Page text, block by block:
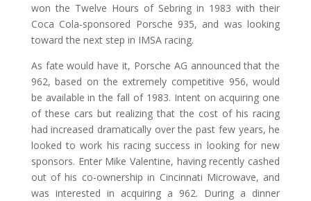
won the Twelve Hours of Sebring in 1983 with their
Coca Cola-sponsored Porsche 935, and was looking
toward the next step in IMSA racing.
As fate would have it, Porsche AG announced that the
962, based on the extremely competitive 956, would
be available in the fall of 1983. Intent on acquiring one
of these cars but realizing that the cost of his racing
had increased dramatically over the past few years, he
looked to work his racing success in looking for new
sponsors. Enter Mike Valentine, having recently cashed
out of his co-ownership in Cincinnati Microwave, and
was interested in acquiring a 962. During a dinner